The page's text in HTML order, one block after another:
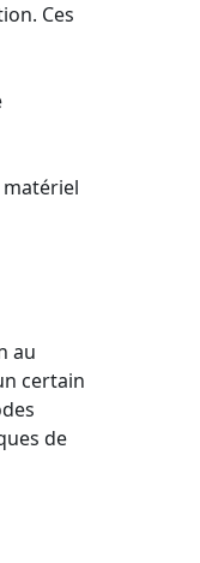
Ces
au
certain
de